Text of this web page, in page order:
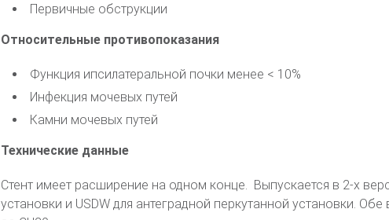
Первичные обструкции
Относительные противопоказания
Функция ипсилатеральной почки менее < 10%
Инфекция мочевых путей
Камни мочевых путей
Технические данные
Стент имеет расширение на одном конце. Выпускается в 2-х
установки и USDW для антеградной перкутанной установки.